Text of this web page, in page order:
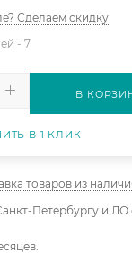
Сделаем скидку
-7
В
В 1 КЛИК
товаров из
Петербургу и ЛО